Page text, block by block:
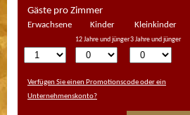
Gäste pro Zimmer
Erwachsene Kinder Kleinkinder
12 Jahre und jünger3 Jahre und jünger
Verfügen Sie einen Promotionscode oder ein
Unternehmenskonto?